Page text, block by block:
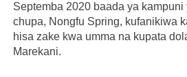
Septemba 2020 baada ya kampuni
chupa, Nongfu Spring, kufanikiwa
hisa zake kwa umma na kupata
Marekani.